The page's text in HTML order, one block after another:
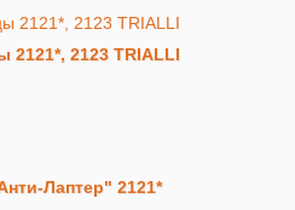
2121*, 2123 TRIALLI
Лаптер" 2121*